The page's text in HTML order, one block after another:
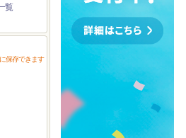
覧
保存できます